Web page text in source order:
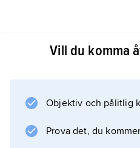
Vill du komma
Objektiv och pålitlig
Prova det, du